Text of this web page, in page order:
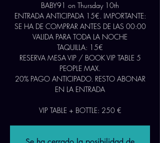
BABY91 on Thursday 10th
ENTRADA ANTICIPADA 15€. IMPORTANTE:
SE HA DE COMPRAR ANTES DE LAS 00:00
VALIDA PARA TODA LA NOCHE
TAQUILLA: 15€
RESERVA MESA VIP / BOOK VIP TABLE 5
PEOPLE MAX.
20% PAGO ANTICIPADO. RESTO ABONAR
EN LA ENTRADA